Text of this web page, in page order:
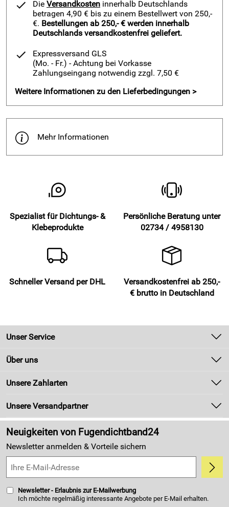
Die Versandkosten innerhalb Deutschlands
betragen 4,90 € bis zu einem Bestellwert von 250,-
€. Bestellungen ab 250,- € werden innerhalb
Deutschlands versandkostenfrei geliefert.
Expressversand GLS
(Mo. - Fr.) - Achtung bei Vorkasse
Zahlungseingang notwendig zzgl. 7,50 €
Weitere Informationen zu den Lieferbedingungen >
Mehr Informationen
Spezialist für Dichtungs- &
Klebeprodukte
Persönliche Beratung unter
02734 / 4958130
Schneller Versand per DHL
Versandkostenfrei ab 250,-
€ brutto in Deutschland
Unser Service
Kontakt
Zahlung und Versand
Kundenlogin
Über uns
Unsere Bestseller
Neu
Made in Germany
Kundenbewertungen (4.405)
5,0/5*****
Unsere Zahlarten
Unsere Versandpartner
Neuigkeiten von Fugendichtband24
Newsletter anmelden & Vorteile sichern
Newsletter - Erlaubnis zur E-Mailwerbung
Ich möchte regelmäßig interessante Angebote per E-Mail erhalten.